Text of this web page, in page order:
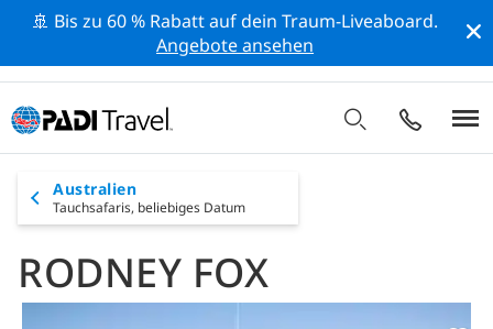
🚢 Bis zu 60 % Rabatt auf dein Traum-Liveaboard.
Angebote ansehen
Australien
Tauchsafaris, beliebiges Datum
RODNEY FOX